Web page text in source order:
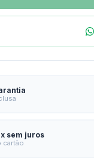
sem juros
cartão